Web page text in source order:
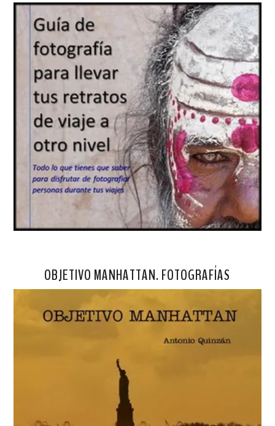
OBJETIVO MANHATTAN. FOTOGRAFÍAS